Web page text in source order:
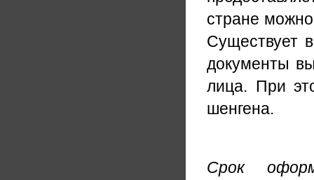
стране можно
Существует
документы
лица. При
шенгена.
Срок